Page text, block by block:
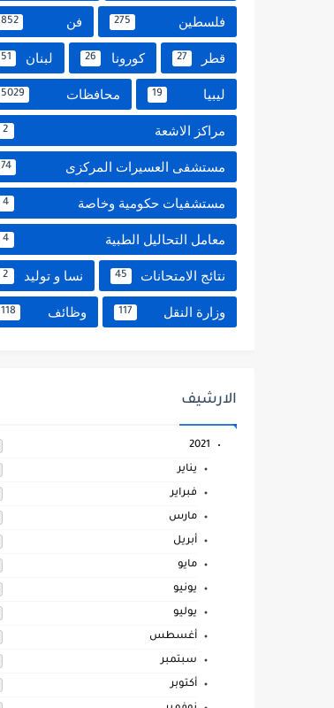
فلسطين 275 فن 852
قطر 27 كورونا 26 لبنان 51
ليبيا 19 محافظات 5029
مراكز الاشعة 2
مستشفى العسيرات المركزى 74
مستشفيات حكومية وخاصة 4
معامل التحاليل الطبية 4
نتائج الامتحانات 45 نسا و توليد 2
وزارة النقل 117 وظائف 118
الارشيف
2021
يناير
فبراير
مارس
أبريل
مايو
يونيو
يوليو
أغسطس
سبتمبر
أكتوبر